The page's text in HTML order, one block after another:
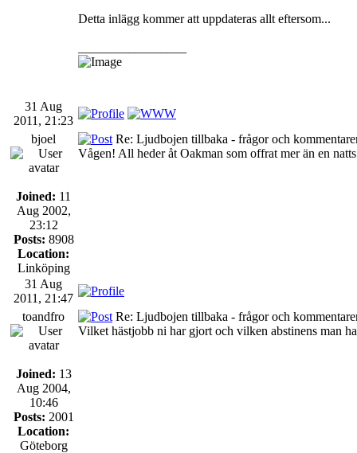
Detta inlägg kommer att uppdateras allt eftersom...
31 Aug
2011, 21:23
bjoel
Joined: 11
Aug 2002,
23:12
Posts: 8908
Location:
Linköping
Re: Ljudbojen tillbaka - frågor och
Vågen! All heder åt Oakman som offrat mer än en
31 Aug
2011, 21:47
toandfro
Joined: 13
Aug 2004,
10:46
Posts: 2001
Location:
Göteborg
Re: Ljudbojen tillbaka - frågor och
Vilket hästjobb ni har gjort och vilken abstinens man